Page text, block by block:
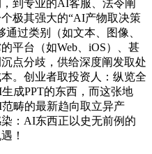
到专业的AI客服、法令阐
极其强大的“AI产物取决策
过类别（如文本、图像、
平台（如Web、iOS）、甚
点分歧，供给深度阐发取处
。创业者取投资人：纵览全
成PPT的东西，而这张地
畴的最新趋向取立异产
：AI东西正以史无前例的
！